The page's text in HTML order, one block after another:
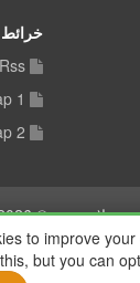
to improve
but you can
خرائط
Rss
1
2
شيلات توب © 2026